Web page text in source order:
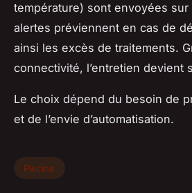
température) sont envoyées sur
alertes préviennent en cas de
ainsi les excès de traitements.
connectivité, l’entretien devient
Le choix dépend du besoin de
et de l’envie d’automatisation.
Piscine